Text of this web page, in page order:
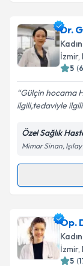
Op. Dr.
oluşturun.
takvim
Metni
Dr.
İzmir,
5 (6
Gülçin hocama
ilgili,tedaviyle
Özel Sağlık
Mimar Sinan,
Dr.
oluşturun.
takvim
Op.
İzmir,
5 (